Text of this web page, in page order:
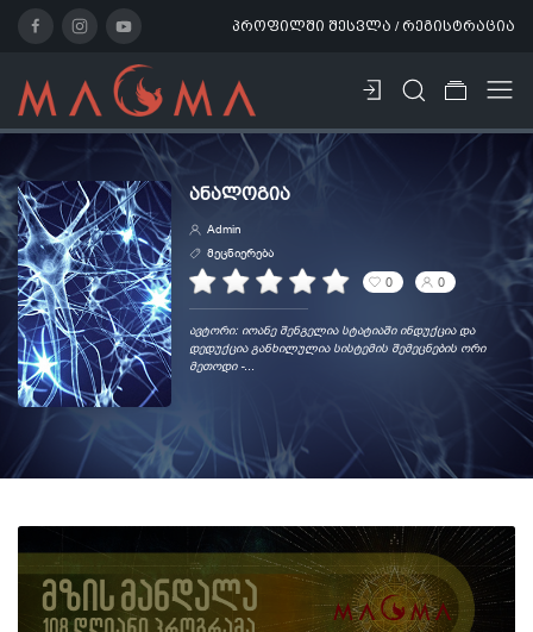
პროფილში შესვლა / რეგისტრაცია
ᲐᲜᲐᲚᲝᲒᲘᲐ
Admin
მეცნიერება
0 0
ავტორი: იოანე შენგელია სტატიაში ინდუქცია და
დედუქცია განხილულია სისტემის შემეცნების ორი
მეთოდი -...